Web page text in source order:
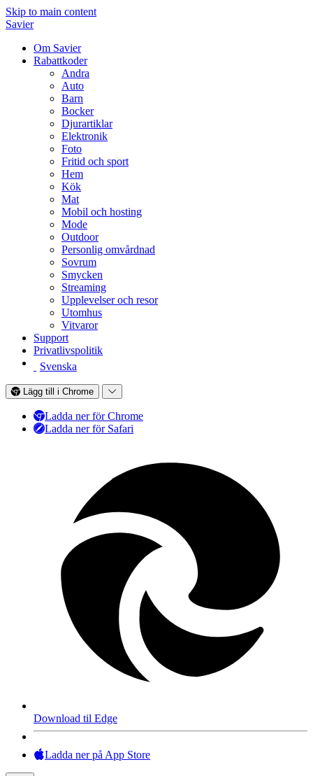
Skip to main content
Savier
Om Savier
Rabattkoder
Andra
Auto
Barn
Bocker
Djurartiklar
Elektronik
Foto
Fritid och sport
Hem
Kök
Mat
Mobil och hosting
Mode
Outdoor
Personlig omvårdnad
Sovrum
Smycken
Streaming
Upplevelser och resor
Utomhus
Vitvaror
Support
Privatlivspolitik
Svenska
Lägg till i Chrome
Ladda ner för Chrome
Ladda ner för Safari
Download til Edge
Ladda ner på App Store